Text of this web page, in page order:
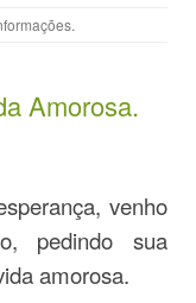
.
Amorosa.
venho
pedindo sua
amorosa.